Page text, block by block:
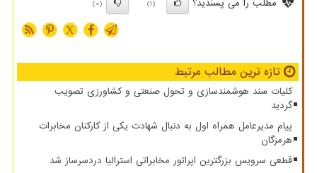
مطلب را می پسندید؟
(1)
(0)
X
تازه ترین مطالب مرتبط
کلیات سند هوشمندسازی و تحول صنعتی و کشاورزی تصویب
گردید
پیام مدیرعامل همراه اول به دنبال شهادت یکی از کارکنان مخابرات
هرمزگان
قطعی سرویس بزرگترین اپراتور مخابراتی استرالیا دردسرساز شد